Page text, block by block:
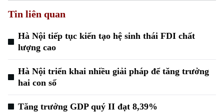
Xu hướng
Tin liên quan
Hà Nội tiếp tục kiến tạo hệ sinh thái FDI chất
lượng cao
Hà Nội triển khai nhiều giải pháp để tăng trưởng
hai con số
Tăng trưởng GDP quý II đạt 8,39%